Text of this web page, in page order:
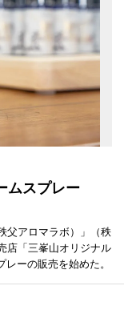
ムスプレー
父アロマラボ）」（秩
店「三峯山オリジナル
ーの販売を始めた。